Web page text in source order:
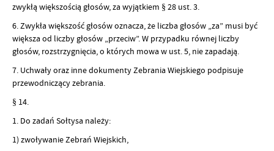
zwykłą większością głosów, za wyjątkiem § 28 ust. 3.
6. Zwykła większość głosów oznacza, że liczba głosów „za” musi być
większa od liczby głosów „przeciw”. W przypadku równej liczby
głosów, rozstrzygnięcia, o których mowa w ust. 5, nie zapadają.
7. Uchwały oraz inne dokumenty Zebrania Wiejskiego podpisuje
przewodniczący zebrania.
§ 14.
1. Do zadań Sołtysa należy:
1) zwoływanie Zebrań Wiejskich,